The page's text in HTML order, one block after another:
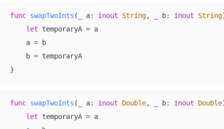
func swapTwoInts ( a: inout String, b: inout String
let temporaryA = a
    a
= b
    b
= temporaryA
}
func swapTwoInts ( a: inout Double, b: inout Double
let temporaryA = a